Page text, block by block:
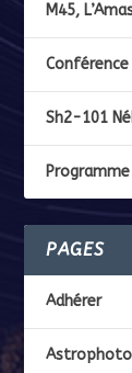
M45,
Conférence
Sh2-101
PAGES
Adhérer
Astrophoto